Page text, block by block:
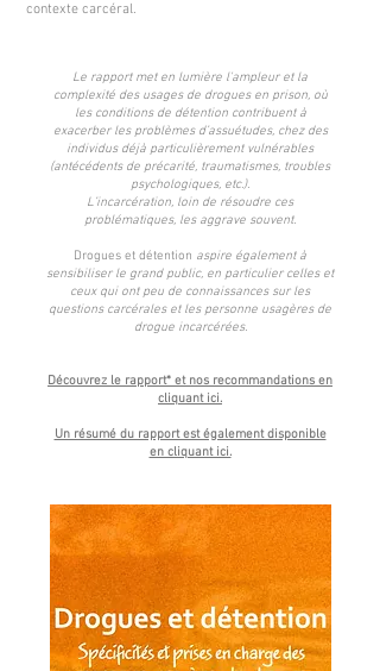
contexte carcéral.
Le rapport met en lumière l'ampleur et la
complexité des usages de drogues en prison, où
les conditions de détention contribuent à
exacerber les problèmes d’assuétudes, chez des
individus déjà particulièrement vulnérables
(antécédents de précarité, traumatismes, troubles
psychologiques, etc.).
L’incarcération, loin de résoudre ces
problématiques, les aggrave souvent.
Drogues et détention aspire également à
sensibiliser le grand public, en particulier celles et
ceux qui ont peu de connaissances sur les
questions carcérales et les personne usagères de
drogue incarcérées.
Découvrez le rapport* et nos recommandations en
cliquant ici.
Un résumé du rapport est également disponible
en cliquant ici.